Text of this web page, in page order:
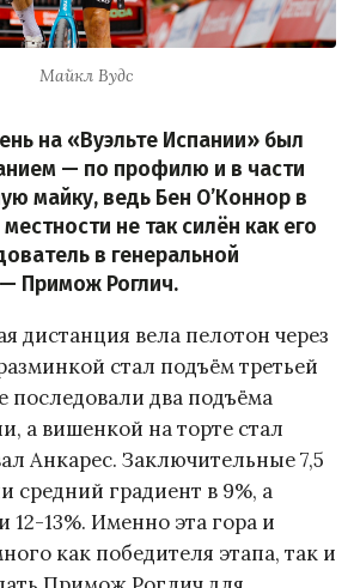
Майкл Вудс
на «Вуэльте Испании» был
— по профилю и в части
майку, ведь Бен О’Коннор в
не так силён как его
в генеральной
Примож Роглич.
дистанция вела пелотон через
стал подъём третьей
последовали два подъёма
а вишенкой на торте стал
Анкарес. Заключительные 7,5
средний градиент в 9%, а
12-13%. Именно эта гора и
как победителя этапа, так и